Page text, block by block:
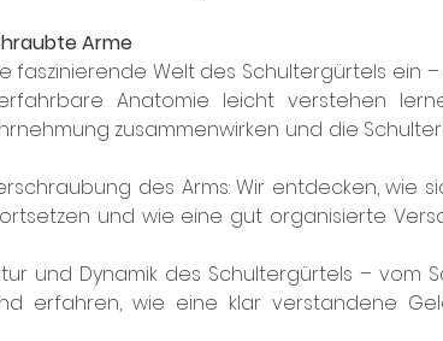
Arme
faszinierende Welt des Schultergürtels ein –
Anatomie leicht verstehen
zusammenwirken und die
des Arms: Wir entdecken, wie
und wie eine gut organisierte
und Dynamik des Schultergürtels – vom
erfahren, wie eine klar verstandene